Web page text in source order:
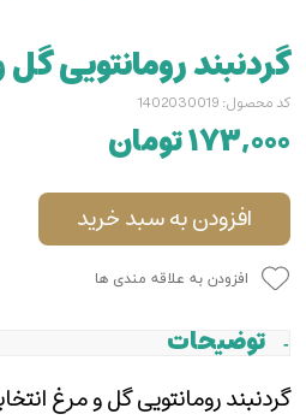
گردنبند رومانتویی
کد محصول: 1402030019
۱۷۳,۰۰۰ تومان
افزودن به سبد خرید
افزودن به علاقه مندی ها
توضیحات
گردنبند رومانتویی گل و مرغ